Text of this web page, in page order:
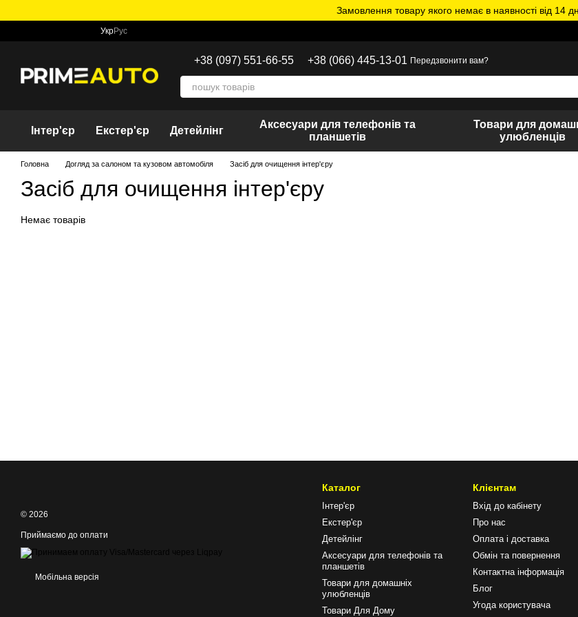
Замовлення товару якого немає в наявності від 14
УкрРус
+38 (097) 551-66-55 +38 (066) 445-13-01 Передзвонити вам?
Інтер'єр Екстер'єр Детейлінг
Аксесуари для телефонів та
планшетів
Товари для
улюбленців
Головна Догляд за салоном та кузовом автомобіля Засіб для очищення інтер'єру
Засіб для очищення інтер'єру
Немає товарів
© 2026
Приймаємо до оплати
Мобільна версія
Каталог
Інтер'єр
Екстер'єр
Детейлінг
Аксесуари для телефонів та
планшетів
Товари для домашніх
улюбленців
Товари Для Дому
Клієнтам
Вхід до кабінету
Про нас
Оплата і доставка
Обмін та повернення
Контактна інформація
Блог
Угода користувача